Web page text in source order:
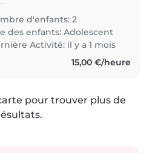
d'enfants: 2
des enfants:Adolescent
Activité: il y a 1 mois
15,00 €/heure
pour trouver plus de